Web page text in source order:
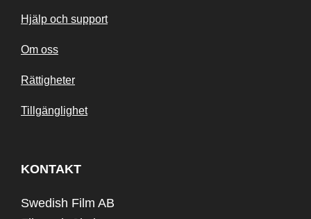
Hjälp och support
Om oss
Rättigheter
Tillgänglighet
KONTAKT
Swedish Film AB